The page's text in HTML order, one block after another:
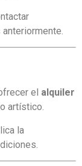
el alquiler
artístico.
la